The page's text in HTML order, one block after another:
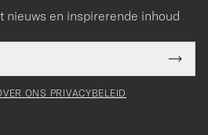
nieuws en inspirerende inhoud
ONS PRIVACYBELEID